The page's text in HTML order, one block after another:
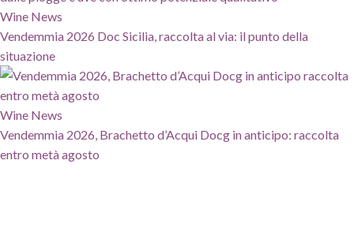
Wine News
Vendemmia 2026 Doc Sicilia, raccolta al via: il punto della
situazione
Wine News
Vendemmia 2026, Brachetto d’Acqui Docg in anticipo: raccolta
entro metà agosto